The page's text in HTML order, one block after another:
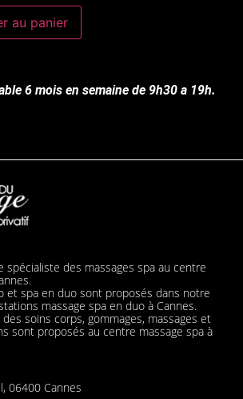
au panier
6 mois en semaine de 9h30 a 19h.
spécialiste des massages spa au centre
et spa en duo sont proposés dans notre
massage spa en duo à Cannes.
des soins corps, gommages, massages et
sont proposés au centre massage spa à
06400 Cannes